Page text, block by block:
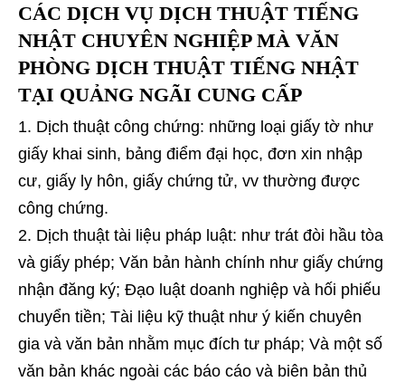
CÁC DỊCH VỤ DỊCH THUẬT TIẾNG
NHẬT CHUYÊN NGHIỆP MÀ VĂN
PHÒNG DỊCH THUẬT TIẾNG NHẬT
TẠI QUẢNG NGÃI CUNG CẤP
Dịch thuật công chứng: những loại giấy tờ như
giấy khai sinh, bảng điểm đại học, đơn xin nhập
cư, giấy ly hôn, giấy chứng tử, vv thường được
công chứng.
Dịch thuật tài liệu pháp luật: như trát đòi hầu tòa
và giấy phép; Văn bản hành chính như giấy chứng
nhận đăng ký; Đạo luật doanh nghiệp và hối phiếu
chuyển tiền; Tài liệu kỹ thuật như ý kiến ​​chuyên
gia và văn bản nhằm mục đích tư pháp; Và một số
văn bản khác ngoài các báo cáo và biên bản thủ